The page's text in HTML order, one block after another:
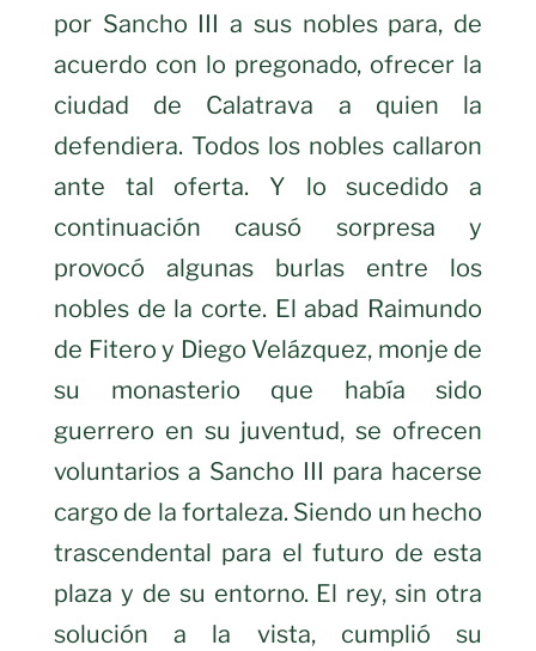
por Sancho III a sus nobles para, de
acuerdo con lo pregonado, ofrecer la
ciudad de Calatrava a quien la
defendiera. Todos los nobles callaron
ante tal oferta. Y lo sucedido a
continuación causó sorpresa y
provocó algunas burlas entre los
nobles de la corte. El abad Raimundo
de Fitero y Diego Velázquez, monje de
su monasterio que había sido
guerrero en su juventud, se ofrecen
voluntarios a Sancho III para hacerse
cargo de la fortaleza. Siendo un hecho
trascendental para el futuro de esta
plaza y de su entorno. El rey, sin otra
solución a la vista, cumplió su